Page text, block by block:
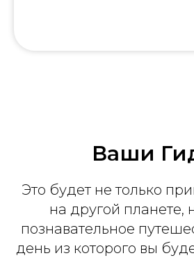
Ваши
Это будет не только
на другой планете,
познавательное
день из которого вы